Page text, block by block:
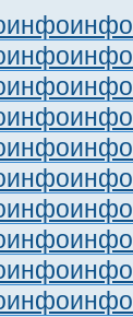
инфоинфо
инфоинфо
инфоинфо
инфоинфо
инфоинфо
инфоинфо
инфоинфо
инфоинфо
инфоинфо
инфоинфо